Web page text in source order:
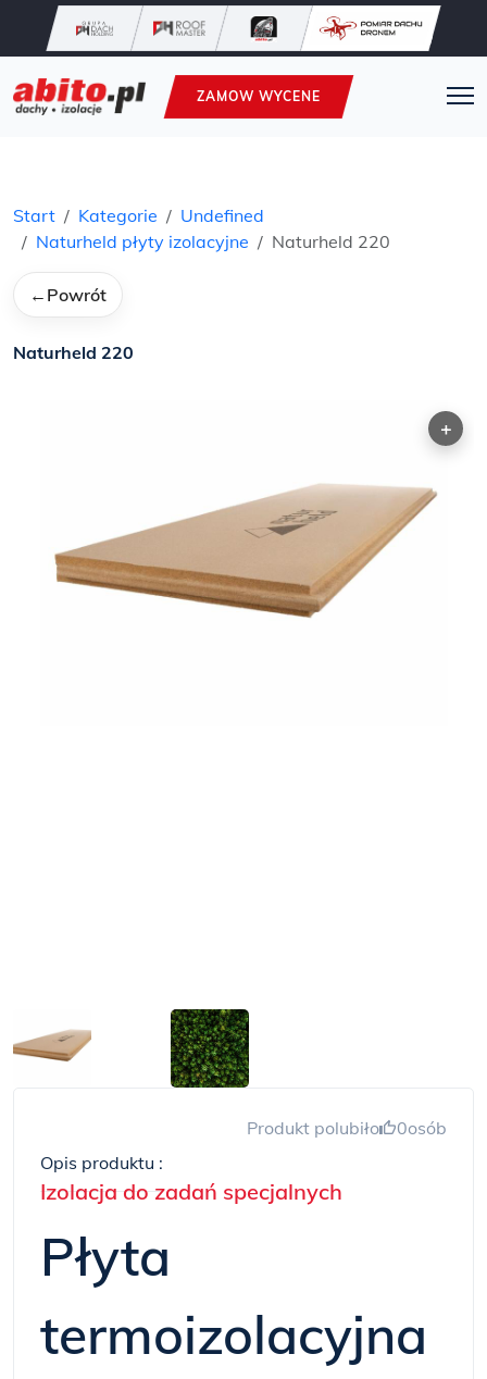
ZAMOW WYCENE
Start Kategorie
Undefined
Naturheld płyty izolacyjne
Naturheld 220
← Powrót
Naturheld 220
+
Produkt polubiło 0osób
Opis produktu :
Izolacja do zadań specjalnych
Płyta
termoizolacyjna